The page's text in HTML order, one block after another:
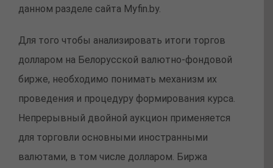
данном разделе сайта Myfin.by.
Для того чтобы анализировать итоги торгов
долларом на Белорусской валютно-фондовой
бирже, необходимо понимать механизм их
проведения и процедуру формирования курса.
Непрерывный двойной аукцион применяется
для торговли основными иностранными
валютами, в том числе долларом. Биржа